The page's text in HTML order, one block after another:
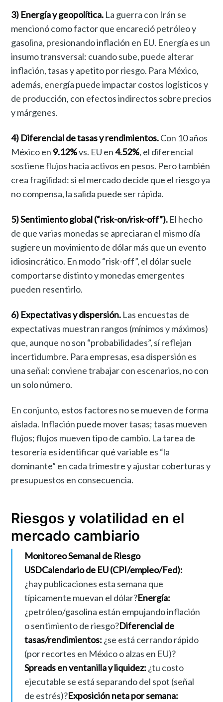
3) Energía y geopolítica. La guerra con Irán se
mencionó como factor que encareció petróleo y
gasolina, presionando inflación en EU. Energía es un
insumo transversal: cuando sube, puede alterar
inflación, tasas y apetito por riesgo. Para México,
además, energía puede impactar costos logísticos y
de producción, con efectos indirectos sobre precios
y márgenes.
4) Diferencial de tasas y rendimientos.Con 10 años
México en 9.12%vs. EU en4.52%, el diferencial
sostiene flujos hacia activos en pesos. Pero también
crea fragilidad: si el mercado decide que el riesgo ya
no compensa, la salida puede ser rápida.
5) Sentimiento global (“risk-on/risk-off”). El hecho
de que varias monedas se apreciaran el mismo día
sugiere un movimiento de dólar más que un evento
idiosincrático. En modo “risk-off”, el dólar suele
comportarse distinto y monedas emergentes
pueden resentirlo.
6) Expectativas y dispersión. Las encuestas de
expectativas muestran rangos (mínimos y máximos)
que, aunque no son “probabilidades”, sí reflejan
incertidumbre. Para empresas, esa dispersión es
una señal: conviene trabajar con escenarios, no con
un solo número.
En conjunto, estos factores no se mueven de forma
aislada. Inflación puede mover tasas; tasas mueven
flujos; flujos mueven tipo de cambio. La tarea de
tesorería es identificar qué variable es “la
dominante” en cada trimestre y ajustar coberturas y
presupuestos en consecuencia.
Riesgos y volatilidad en el
mercado cambiario
Monitoreo Semanal de Riesgo
USDCalendario de EU (CPI/empleo/Fed):
¿hay publicaciones esta semana que
típicamente muevan el dólar?Energía:
¿petróleo/gasolina están empujando inflación
o sentimiento de riesgo?Diferencial de
tasas/rendimientos: ¿se está cerrando rápido
(por recortes en México o alzas en EU)?
Spreads en ventanilla y liquidez: ¿tu costo
ejecutable se está separando del spot (señal
de estrés)?Exposición neta por semana: